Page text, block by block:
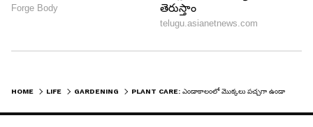
HOME LIFE GARDENING